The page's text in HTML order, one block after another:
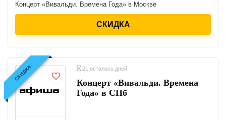
Концерт «Вивальди. Времена Года» в Москве
СКИДКА
СКИДКА 21 осталось дней
Концерт «Вивальди. Времена
Года» в СПб